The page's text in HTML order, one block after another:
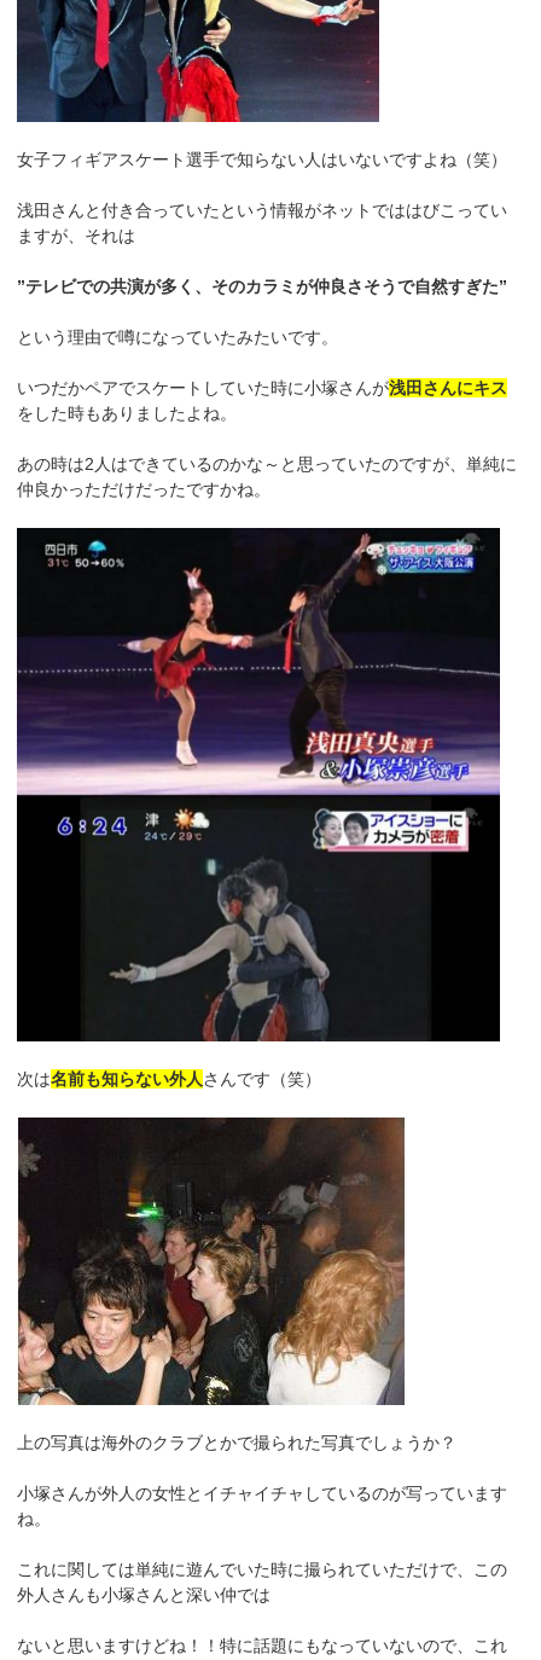
女子フィギアスケート選手で知らない人はいないですよね（笑）
浅田さんと付き合っていたという情報がネットでははびこってい
ますが、それは
”テレビでの共演が多く、そのカラミが仲良さそうで自然すぎた”
という理由で噂になっていたみたいです。
いつだかペアでスケートしていた時に小塚さんが浅田さんにキス
をした時もありましたよね。
あの時は2人はできているのかな～と思っていたのですが、単純に
仲良かっただけだったですかね。
次は名前も知らない外人さんです（笑）
上の写真は海外のクラブとかで撮られた写真でしょうか？
小塚さんが外人の女性とイチャイチャしているのが写っています
ね。
これに関しては単純に遊んでいた時に撮られていただけで、この
外人さんも小塚さんと深い仲では
ないと思いますけどね！！特に話題にもなっていないので、これ